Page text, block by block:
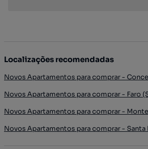
Localizações recomendadas
Novos Apartamentos para comprar -
Novos Apartamentos para comprar - Faro
Novos Apartamentos para comprar -
Novos Apartamentos para comprar - Santa